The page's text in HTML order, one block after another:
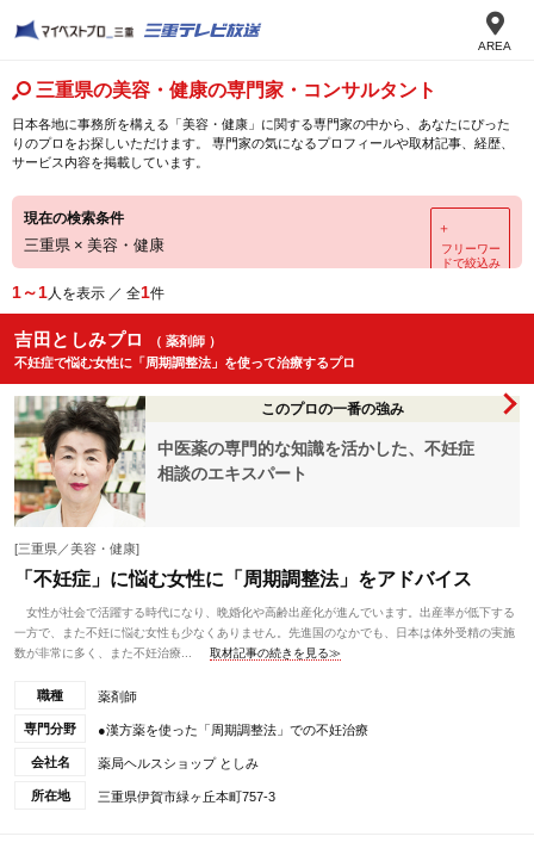
AREA
三重県の美容・健康の専門家・コンサルタント
日本各地に事務所を構える「美容・健康」に関する専門家の中から、あなたにぴった
りのプロをお探しいただけます。 専門家の気になるプロフィールや取材記事、経歴、
サービス内容を掲載しています。
現在の検索条件
三重県 × 美容・健康
＋
フリーワー
ドで絞込み
1～1人を表示 ／ 全1件
吉田としみプロ
（ 薬剤師 ）
不妊症で悩む女性に「周期調整法」を使って治療するプロ
このプロの一番の強み
中医薬の専門的な知識を活かした、不妊症
相談のエキスパート
[三重県／美容・健康]
「不妊症」に悩む女性に「周期調整法」をアドバイス
女性が社会で活躍する時代になり、晩婚化や高齢出産化が進んでいます。出産率が低下する
一方で、また不妊に悩む女性も少なくありません。先進国のなかでも、日本は体外受精の実施
数が非常に多く、また不妊治療...
取材記事の続きを見る≫
職種 薬剤師
専門分野 ●漢方薬を使った「周期調整法」での不妊治療
会社名 薬局ヘルスショップ としみ
所在地 三重県伊賀市緑ヶ丘本町757-3